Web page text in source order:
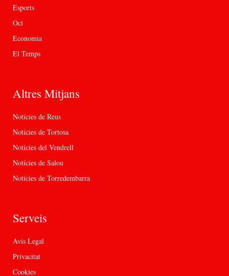
Esports
Oci
Economia
El Temps
Altres Mitjans
Notícies de Reus
Notícies de Tortosa
Notícies del Vendrell
Notícies de Salou
Notícies de Torredembarra
Serveis
Avís Legal
Privacitat
Cookies